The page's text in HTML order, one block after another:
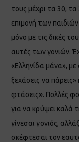
τους μέχρι τα 30,
επιμονή των
μόνο με τις δικές
αυτές των γονιών.
«Ελληνίδα μάνα»,
ξεχάσεις να
φτάσεις». Πολλές
για να κρύψει καλά
γίνεσαι γονιός,
σκέφτεσαι τον